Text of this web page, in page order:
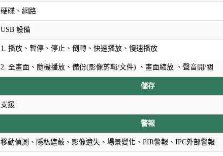
硬碟、網路
USB 設備
1. 播放、暫停、停止、倒轉、快速播放、慢速播放
2. 全畫面、隨機播放、備份(影像剪輯/文件) 、畫面縮放 、聲音開/關
儲存
支援
警報
移動偵測、隱私遮蔽、影像遺失、場景變化、PIR警報、IPC外部警報